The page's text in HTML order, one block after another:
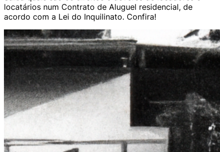
locatários num Contrato de Aluguel residencial, de
acordo com a Lei do Inquilinato. Confira!